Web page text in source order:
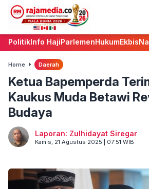
PolitikInfo HajiParlemenHukumEkbis
Home Daerah
Ketua Bapemperda
Kaukus Muda Betawi
Budaya
Laporan: Zulhidayat Siregar
Kamis, 21 Agustus 2025 | 07:51 WIB